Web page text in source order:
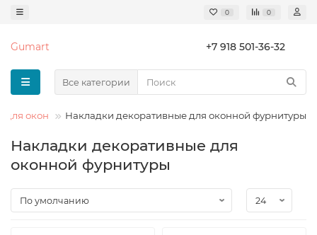
0 0
Gumart +7 918 501-36-32
Все категории
для окон Накладки декоративные для оконной фурнитуры
Накладки декоративные для
оконной фурнитуры